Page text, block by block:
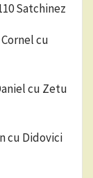
Satchinez
cu
cu Zetu
cu Didovici